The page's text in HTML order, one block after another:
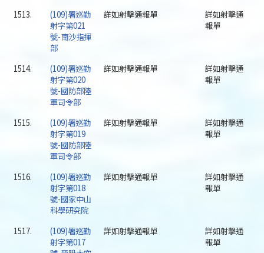
1513.
(109)署巡勤
射字第021
號-南沙指揮
部
詳如射擊通報單
詳如射擊通
報單
1514.
(109)署巡勤
射字第020
號-國防部陸
軍司令部
詳如射擊通報單
詳如射擊通
報單
1515.
(109)署巡勤
射字第019
號-國防部陸
軍司令部
詳如射擊通報單
詳如射擊通
報單
1516.
(109)署巡勤
射字第018
號-國家中山
科學研究院
詳如射擊通報單
詳如射擊通
報單
1517.
(109)署巡勤
射字第017
詳如射擊通報單
詳如射擊通
報單